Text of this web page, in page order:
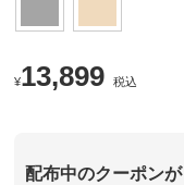
¥13,899 税込
配布中のクーポンが